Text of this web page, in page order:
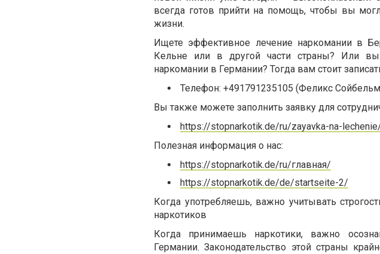
всегда готов прийти на помощь, чтобы вы
жизни.
Ищете эффективное лечение наркомании в
Кельне или в другой части страны? Или
наркомании в Германии? Тогда вам стоит
Телефон: +491791235105 (Феликс
Вы также можете заполнить заявку для
https://stopnarkotik.de/ru/zayavka-na-
Полезная информация о нас:
https://stopnarkotik.de/ru/главная/
https://stopnarkotik.de/de/startseite-2/
Когда употребляешь, важно учитывать
наркотиков
Когда принимаешь наркотики, важно
Германии. Законодательство этой страны